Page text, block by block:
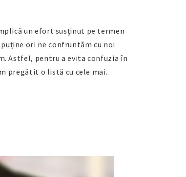
un efort susținut pe termen
ori ne confruntăm cu noi
Astfel, pentru a evita confuzia în
pregătit o listă cu cele mai..